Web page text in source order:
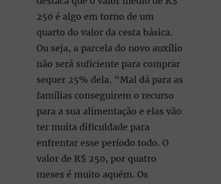
250 é algo em torno de um
quarto do valor da cesta básica.
Ou seja, a parcela do novo auxílio
não será suficiente para comprar
sequer 25% dela. “Mal dá para as
famílias conseguirem o recurso
para a sua alimentação e elas vão
ter muita dificuldade para
enfrentar esse período todo. O
valor de R$ 250, por quatro
meses é muito aquém. Os